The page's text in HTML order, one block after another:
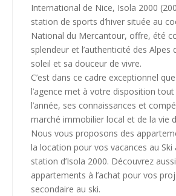
International de Nice, Isola 2000
station de sports d’hiver située au
National du Mercantour, offre, été
splendeur et l’authenticité des Alpes
soleil et sa douceur de vivre.
C’est dans ce cadre exceptionnel que
l’agence met à votre disposition
l’année, ses connaissances et
marché immobilier local et de la vie
Nous vous proposons des
la location pour vos vacances au Ski
station d’Isola 2000. Découvrez
appartements à l’achat pour vos
secondaire au ski.